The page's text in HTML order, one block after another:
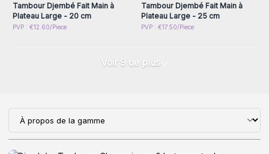
Tambour Djembé Fait Main à
Plateau Large - 20 cm
PVP : €12.60/Piece
Tambour Djembé Fait Main à
Plateau Large - 25 cm
PVP : €17.50/Piece
Voir 9 de plus